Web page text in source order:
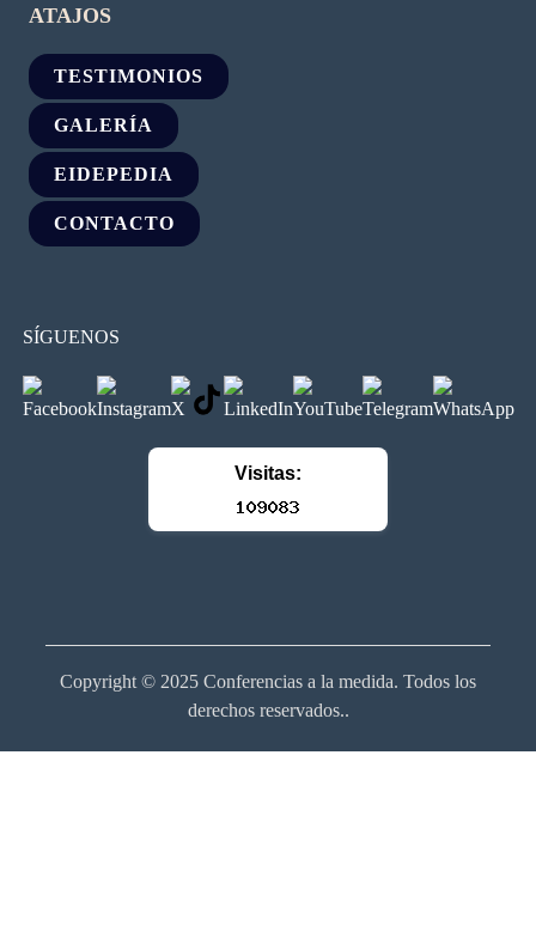
ATAJOS
TESTIMONIOS
GALERÍA
EIDEPEDIA
CONTACTO
SÍGUENOS
Visitas:
Copyright © 2025 Conferencias a la medida. Todos los
derechos reservados..